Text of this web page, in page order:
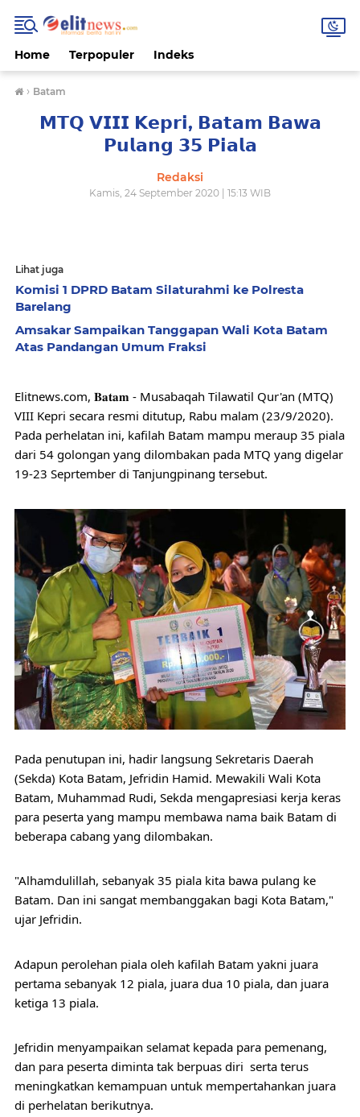
Home Terpopuler Indeks
› Batam
𝗠𝗧𝗤 𝗩𝗜𝗜𝗜 𝗞𝗲𝗽𝗿𝗶, 𝗕𝗮𝘁𝗮𝗺 𝗕𝗮𝘄𝗮
𝗣𝘂𝗹𝗮𝗻𝗴 𝟯𝟱 𝗣𝗶𝗮𝗹𝗮
Redaksi
Kamis, 24 September 2020 | 15:13 WIB
Lihat juga
Komisi 1 DPRD Batam Silaturahmi ke Polresta
Barelang
Amsakar Sampaikan Tanggapan Wali Kota Batam
Atas Pandangan Umum Fraksi
Elitnews.com, 𝐁𝐚𝐭𝐚𝐦 - Musabaqah Tilawatil Qur'an (MTQ)
VIII Kepri secara resmi ditutup, Rabu malam (23/9/2020).
Pada perhelatan ini, kafilah Batam mampu meraup 35 piala
dari 54 golongan yang dilombakan pada MTQ yang digelar
19-23 Seprtember di Tanjungpinang tersebut.
Pada penutupan ini, hadir langsung Sekretaris Daerah
(Sekda) Kota Batam, Jefridin Hamid. Mewakili Wali Kota
Batam, Muhammad Rudi, Sekda mengapresiasi kerja keras
para peserta yang mampu membawa nama baik Batam di
beberapa cabang yang dilombakan.
"Alhamdulillah, sebanyak 35 piala kita bawa pulang ke
Batam. Dan ini sangat membanggakan bagi Kota Batam,"
ujar Jefridin.
Adapun perolehan piala oleh kafilah Batam yakni juara
pertama sebanyak 12 piala, juara dua 10 piala, dan juara
ketiga 13 piala.
Jefridin menyampaikan selamat kepada para pemenang,
dan para peserta diminta tak berpuas diri  serta terus
meningkatkan kemampuan untuk mempertahankan juara
di perhelatan berikutnya.